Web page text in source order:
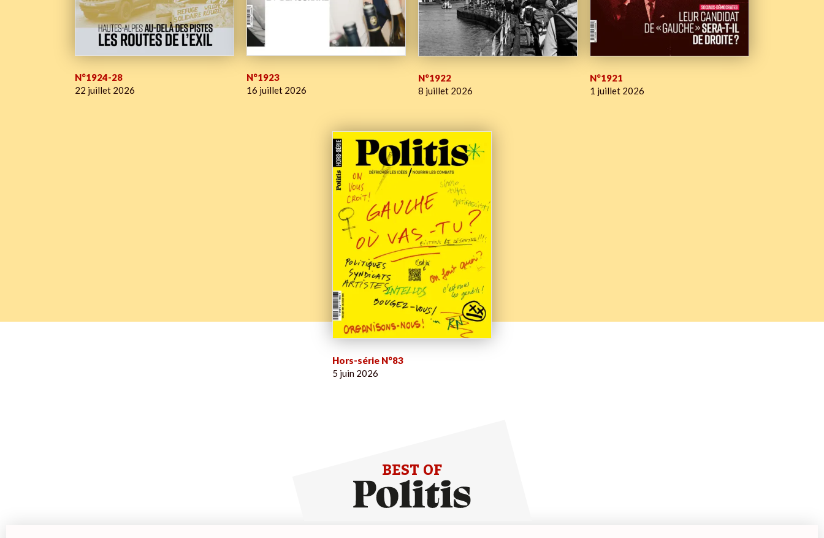
N°1924-28
22 juillet 2026
N°1923
16 juillet 2026
N°1922
8 juillet 2026
N°1921
1 juillet 2026
Hors-série N°83
5 juin 2026
BEST OF